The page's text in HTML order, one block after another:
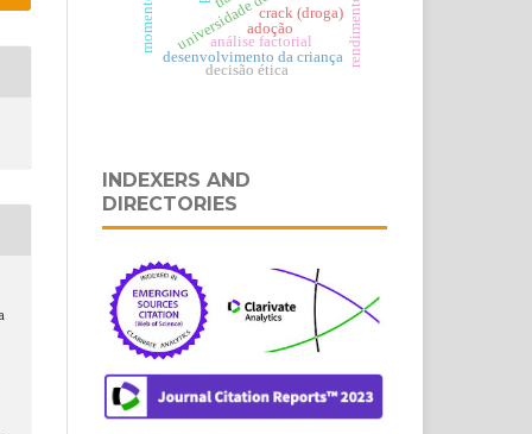
desenvolvimento da criança
análise factorial
crack (droga)
decisão ética
adoção
INDEXERS AND
DIRECTORIES